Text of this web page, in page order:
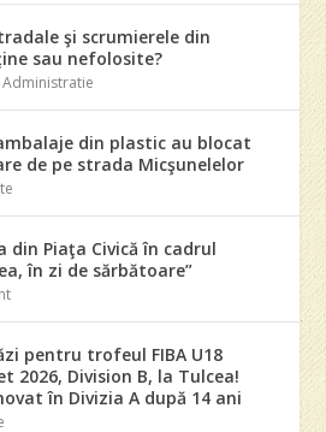
şi scrumierele din
sau nefolosite?
Administratie
din plastic au blocat
de pe strada Micşunelelor
din Piaţa Civică în cadrul
în zi de sărbătoare”
pentru trofeul FIBA U18
2026, Division B, la Tulcea!
în Divizia A după 14 ani